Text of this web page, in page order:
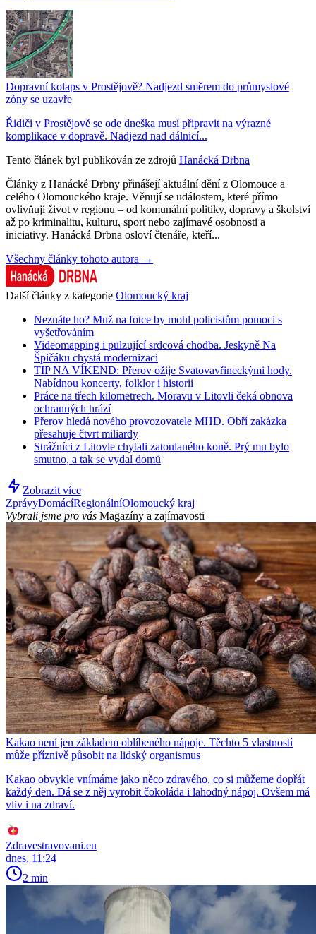
Dopravní kolaps v Prostějově? Nadjezd směrem do průmyslové
zóny se uzavře
Řidiči v Prostějově se ode dneška musí připravit na výrazné
komplikace v dopravě. Nadjezd nad dálnicí...
Tento článek byl publikován ze zdrojů Hanácká Drbna
Články z Hanácké Drbny přinášejí aktuální dění z Olomouce a
celého Olomouckého kraje. Věnují se událostem, které přímo
ovlivňují život v regionu – od komunální politiky, dopravy a školství
až po kriminalitu, kulturu, sport nebo zajímavé osobnosti a
iniciativy. Hanácká Drbna osloví čtenáře, kteří...
Všechny články tohoto autora →
Další články z kategorie Olomoucký kraj
Neznáte ho? Muž na fotce by mohl policistům pomoci s
vyšetřováním
Videomapping i pulzující srdcová chodba. Jeskyně Na
Špičáku chystá modernizaci
TIP NA VÍKEND: Přerov ožije Svatovavřineckými hody.
Nabídnou koncerty, folklor i historii
Práce na třech kilometrech. Moravu v Litovli čeká obnova
ochranných hrází
Přerov hledá nového provozovatele MHD. Obří zakázka
přesahuje čtvrt miliardy
Strážníci z Litovle chytali zatoulaného koně. Prý mu bylo
smutno, a tak se vydal domů
Zobrazit více
ZprávyDomácíRegionálníOlomoucký kraj
Vybrali jsme pro vás Magazíny a zajímavosti
Kakao není jen základem oblíbeného nápoje. Těchto 5 vlastností
může příznivě působit na lidský organismus
Kakao obvykle vnímáme jako něco zdravého, co si můžeme dopřát
každý den. Dá se z něj vyrobit čokoláda i lahodný nápoj. Ovšem má
vliv i na zdraví.
Zdravestravovani.eu
dnes, 11:24
2 min